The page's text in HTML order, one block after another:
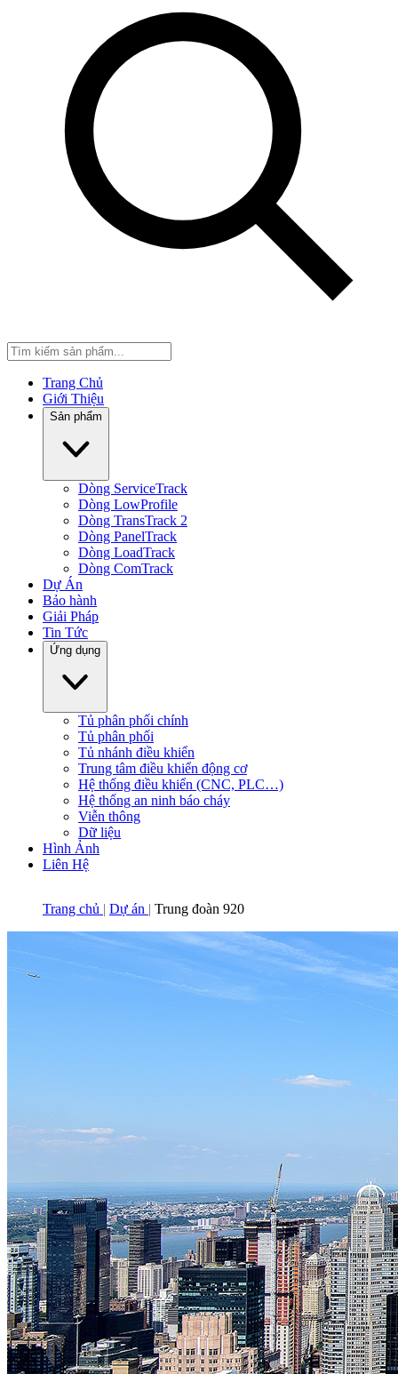
Trang Chủ
Giới Thiệu
Sản phẩm
Dòng ServiceTrack
Dòng LowProfile
Dòng TransTrack 2
Dòng PanelTrack
Dòng LoadTrack
Dòng ComTrack
Dự Án
Bảo hành
Giải Pháp
Tin Tức
Ứng dụng
Tủ phân phối chính
Tủ phân phối
Tủ nhánh điều khiển
Trung tâm điều khiển động cơ
Hệ thống điều khiển (CNC, PLC…)
Hệ thống an ninh báo cháy
Viễn thông
Dữ liệu
Hình Ảnh
Liên Hệ
Trang chủ Dự án Trung đoàn 920